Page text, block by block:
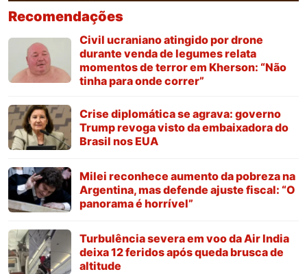
Recomendações
Civil ucraniano atingido por drone
durante venda de legumes relata
momentos de terror em Kherson: “Não
tinha para onde correr”
Crise diplomática se agrava: governo
Trump revoga visto da embaixadora do
Brasil nos EUA
Milei reconhece aumento da pobreza na
Argentina, mas defende ajuste fiscal: “O
panorama é horrível”
Turbulência severa em voo da Air India
deixa 12 feridos após queda brusca de
altitude